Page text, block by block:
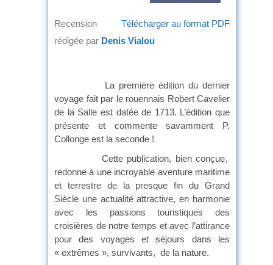
Télécharger au format PDF
Recension
rédigée par Denis Vialou
La première édition du dernier
voyage fait par le rouennais Robert Cavelier
de la Salle est datée de 1713. L’édition que
présente et commente savamment P.
Collonge est la seconde !
Cette publication, bien conçue,
redonne à une incroyable aventure maritime
et terrestre de la presque fin du Grand
Siècle une actualité attractive, en harmonie
avec les passions touristiques des
croisières de notre temps et avec l’attirance
pour des voyages et séjours dans les
« extrêmes », survivants, de la nature.